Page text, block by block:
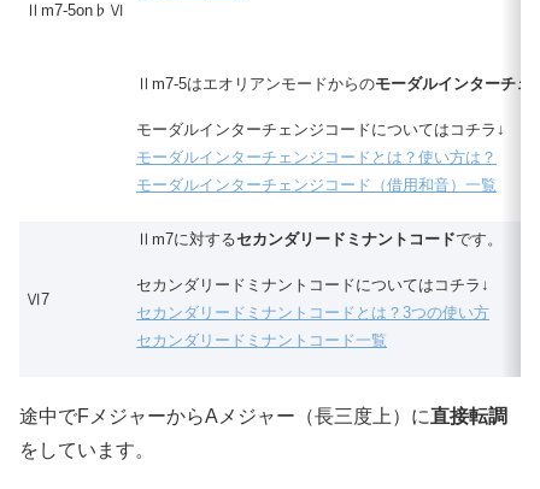
Ⅱm7-5on♭Ⅵ
Ⅱm7-5はエオリアンモードからのモーダルインターチェ
モーダルインターチェンジコードについてはコチラ↓
モーダルインターチェンジコードとは？使い方は？
モーダルインターチェンジコード（借用和音）一覧
Ⅵ7
Ⅱm7に対するセカンダリードミナントコードです。
セカンダリードミナントコードについてはコチラ↓
セカンダリードミナントコードとは？3つの使い方
セカンダリードミナントコード一覧
途中でFメジャーからAメジャー（長三度上）に直接転調
をしています。